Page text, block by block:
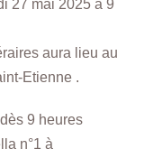
27 mai 2025 à 9
aura lieu au
Etienne .
9 heures
n°1 à